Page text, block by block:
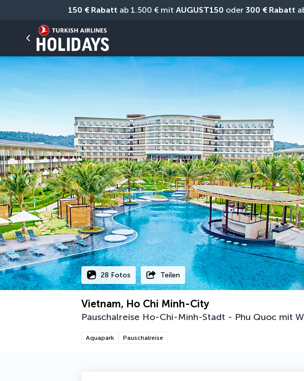
150 € Rabatt ab 1.500 € mit AUGUST150 oder 300 € Rabatt
28 Fotos Teilen
Vietnam, Ho Chi Minh-City
Pauschalreise Ho-Chi-Minh-Stadt - Phu Quoc mit
Aquapark Pauschalreise